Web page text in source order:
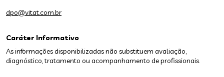
Caráter Informativo
As informações disponibilizadas não substituem avaliação,
diagnóstico, tratamento ou acompanhamento de profissionais.
dpo@vitat.com.br